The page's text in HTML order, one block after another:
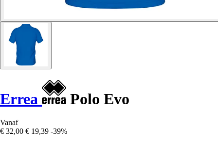
Errea Polo Evo
Vanaf
€ 32,00 € 19,39 -39%